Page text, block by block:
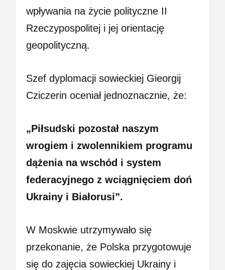
wpływania na życie polityczne II
Rzeczypospolitej i jej orientację
geopolityczną.
Szef dyplomacji sowieckiej Gieorgij
Cziczerin oceniał jednoznacznie, że:
„Piłsudski pozostał naszym
wrogiem i zwolennikiem programu
dążenia na wschód i system
federacyjnego z wciągnięciem doń
Ukrainy i Białorusi”.
W Moskwie utrzymywało się
przekonanie, że Polska przygotowuje
się do zajęcia sowieckiej Ukrainy i